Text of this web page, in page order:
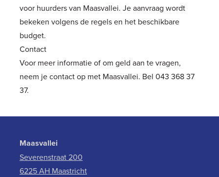
voor huurders van Maasvallei. Je aanvraag wordt
bekeken volgens de regels en het beschikbare
budget.
Contact
Voor meer informatie of om geld aan te vragen,
neem je contact op met Maasvallei. Bel 043 368 37
37.
Maasvallei
Severenstraat 200
6225 AH Maastricht